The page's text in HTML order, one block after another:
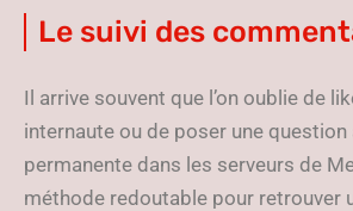
Le suivi des
Il arrive souvent que l’on oublie de
internaute ou de poser une
permanente dans les serveurs de
méthode redoutable pour retrouver